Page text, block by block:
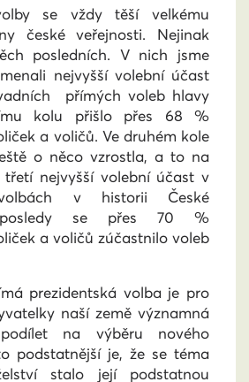
se vždy těší velkému
české veřejnosti. Nejinak
posledních. V nich jsme
nejvyšší volební účast
přímých voleb hlavy
kolu přišlo přes 68 %
a voličů. Ve druhém kole
o něco vzrostla, a to na
nejvyšší volební účast v
v historii České
se přes 70 %
a voličů zúčastnilo voleb
prezidentská volba je pro
naší země významná
na výběru nového
podstatnější je, že se téma
stalo její podstatnou